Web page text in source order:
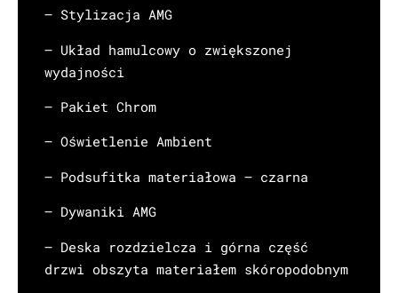
– Stylizacja AMG
– Układ hamulcowy o zwiększonej
wydajności
– Pakiet Chrom
– Oświetlenie Ambient
– Podsufitka materiałowa – czarna
– Dywaniki AMG
– Deska rozdzielcza i górna część
drzwi obszyta materiałem skóropodobnym